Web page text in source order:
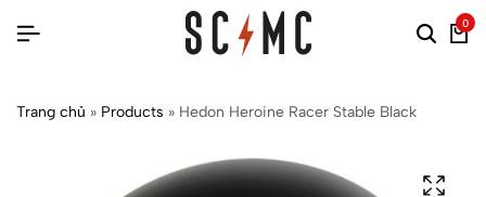
0
Trang chủ » Products » Hedon Heroine Racer Stable Black